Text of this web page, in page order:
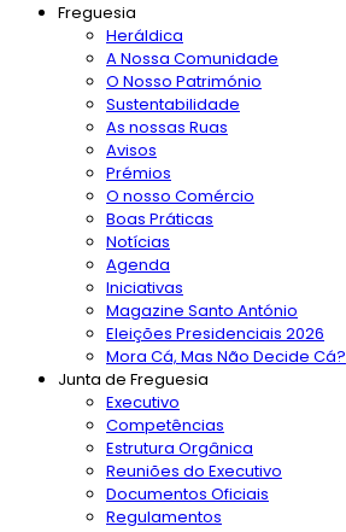
Freguesia
Heráldica
A Nossa Comunidade
O Nosso Património
Sustentabilidade
As nossas Ruas
Avisos
Prémios
O nosso Comércio
Boas Práticas
Notícias
Agenda
Iniciativas
Magazine Santo António
Eleições Presidenciais 2026
Mora Cá, Mas Não Decide Cá?
Junta de Freguesia
Executivo
Competências
Estrutura Orgânica
Reuniões do Executivo
Documentos Oficiais
Regulamentos